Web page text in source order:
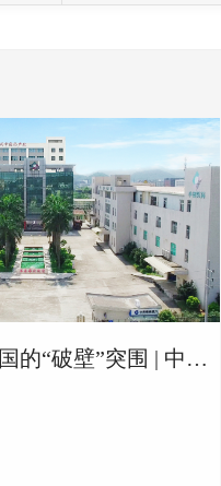
中智药业：领先全国的“破壁”突围 | 中山健康医药产业“全运会”